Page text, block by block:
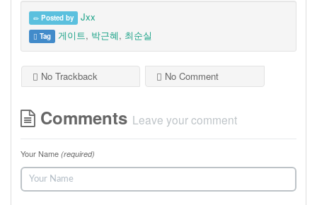
Posted by Jxx
Tag 게이트, 박근혜, 최순실
No Trackback No Comment
Comments Leave your comment
Your Name (required)